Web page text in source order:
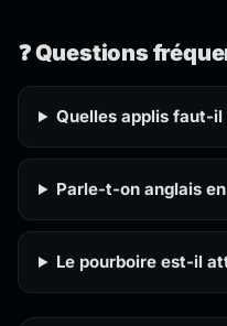
❓ Questions
Quelles applis faut-il
Parle-t-on anglais
Le pourboire est-il